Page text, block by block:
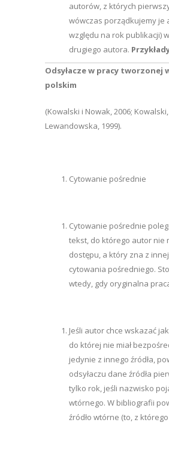
autorów, z których
wówczas porządkujemy je
względu na rok publikacji)
drugiego autora.
Odsyłacze w pracy tworzonej
polskim
(Kowalski i Nowak, 2006;
Lewandowska, 1999).
Cytowanie pośrednie
Cytowanie pośrednie
tekst, do którego autor nie
dostępu, a który zna z
cytowania pośredniego.
wtedy, gdy oryginalna
Jeśli autor chce wskazać
do której nie miał
jedynie z innego źródła,
odsyłaczu dane źródła
tylko rok, jeśli nazwisko
wtórnego. W bibliografii
źródło wtórne (to, z